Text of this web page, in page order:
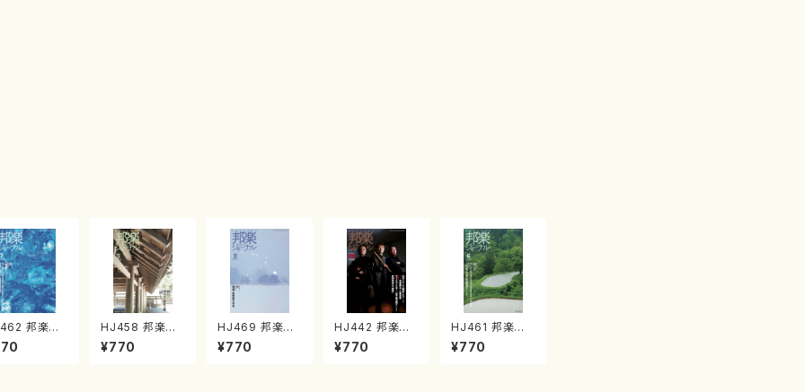
邦楽ジ
ナルVol.46
年7月号）
HJ458 邦楽ジ
ャーナルVol.45
8（25年3月号）
¥770
HJ469 邦楽ジ
ャーナルVol.46
9（26年2月号）
¥770
HJ442 邦楽ジ
ャーナル VOL.
442 2023年1
¥770
HJ461 邦楽ジャ
ーナルVol.461
（25年6月号）
¥770